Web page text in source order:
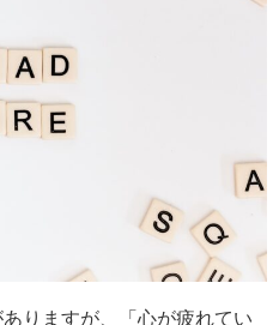
りますが、「心が疲れてい